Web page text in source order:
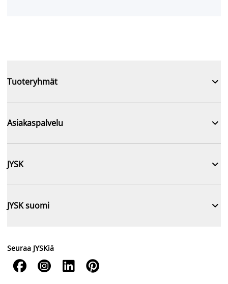
Tuoteryhmät 
Asiakaspalvelu 
JYSK 
JYSK suomi 
Seuraa JYSKiä
   